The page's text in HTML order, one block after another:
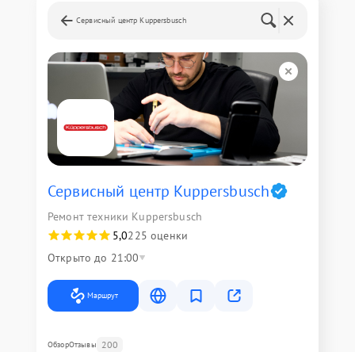
Сервисный центр Kuppersbusch
Сервисный центр Kuppersbusch
Ремонт техники Kuppersbusch
5,0225 оценки
Открыто до 21:00
Маршрут
ОбзорОтзывы 200